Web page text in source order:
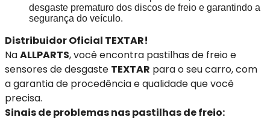
desgaste prematuro dos discos de freio e garantindo a
segurança do veículo.
Distribuidor Oficial TEXTAR!
NaALLPARTS, você encontra pastilhas de freio e
sensores de desgaste TEXTAR para o seu carro, com
a garantia de procedência e qualidade que você
precisa.
Sinais de problemas nas pastilhas de freio: